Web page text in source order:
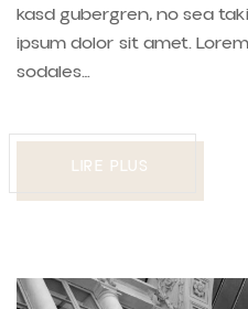
kasd gubergren, no sea
ipsum dolor sit amet.
sodales…
LIRE PLUS